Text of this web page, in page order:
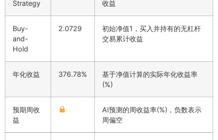
Strategy 收益
Buy-
and-
Hold
2.0729
初始净值1，买入并持有的无杠杆
交易累计收益
年化收益 376.78%
基于净值计算的实际年化收益率
(%)
预期周收
益
AI预测的周收益率(%)，负数表示
周偏空